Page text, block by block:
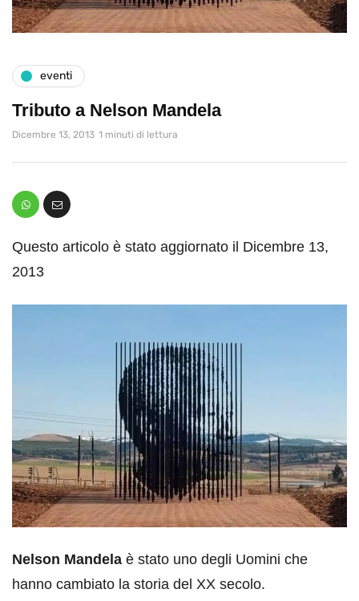
eventi
Tributo a Nelson Mandela
Dicembre 13, 2013 1 minuti di lettura
Questo articolo è stato aggiornato il Dicembre 13,
2013
Nelson Mandela è stato uno degli Uomini che
hanno cambiato la storia del XX secolo.